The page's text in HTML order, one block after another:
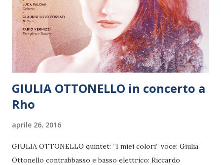
Lisandro Affiancati sulla scena da un copioso cast di 40
performer
GIULIA OTTONELLO in concerto a
Rho
aprile 26, 2016
GIULIA OTTONELLO quintet: “I miei colori” voce: Giulia
Ottonello contrabbasso e basso elettrico: Riccardo